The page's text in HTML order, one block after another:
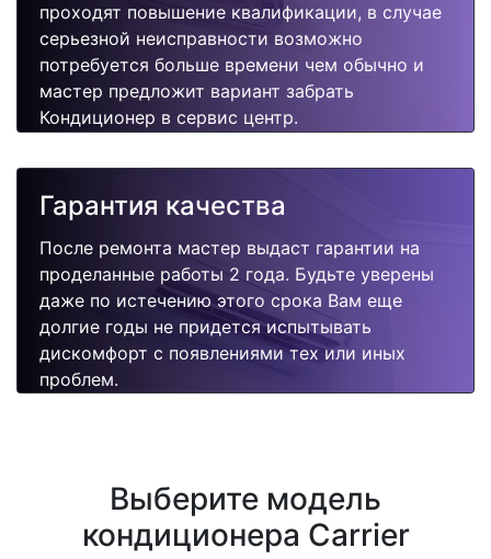
проходят повышение квалификации, в случае
серьезной неисправности возможно
потребуется больше времени чем обычно и
мастер предложит вариант забрать
Кондиционер в сервис центр.
Гарантия качества
После ремонта мастер выдаст гарантии на
проделанные работы 2 года. Будьте уверены
даже по истечению этого срока Вам еще
долгие годы не придется испытывать
дискомфорт с появлениями тех или иных
проблем.
Выберите модель
кондиционера Carrier